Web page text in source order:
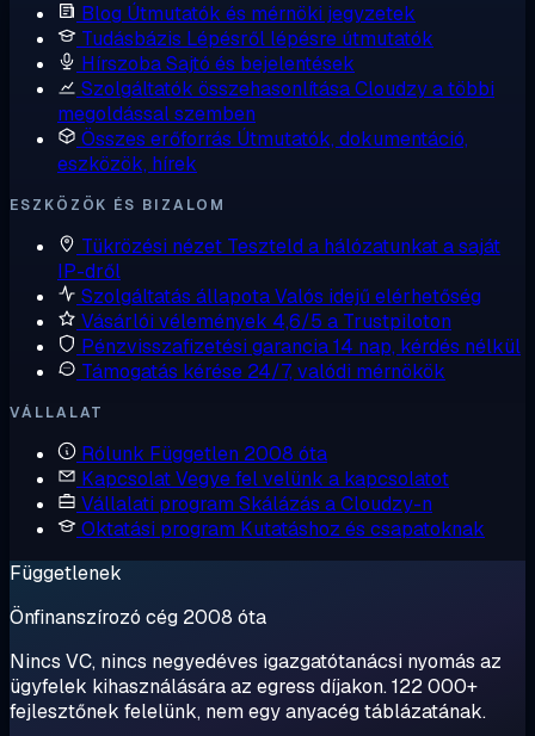
Blog Útmutatók és mérnöki jegyzetek
Tudásbázis Lépésről lépésre útmutatók
HírszobaSajtó és bejelentések
Szolgáltatók összehasonlításaCloudzy a többi
megoldással szemben
Összes erőforrás Útmutatók, dokumentáció,
eszközök, hírek
ESZKÖZÖK ÉS BIZALOM
Tükrözési nézet Teszteld a hálózatunkat a saját
IP-dről
Szolgáltatás állapotaValós idejű elérhetőség
Vásárlói vélemények 4,6/5 a Trustpiloton
Pénzvisszafizetési garancia14 nap, kérdés nélkül
Támogatás kérése 24/7, valódi mérnökök
VÁLLALAT
Rólunk Független 2008 óta
KapcsolatVegye fel velünk a kapcsolatot
Vállalati program Skálázás a Cloudzy-n
Oktatási program Kutatáshoz és csapatoknak
Függetlenek
Önfinanszírozó cég 2008 óta
Nincs VC, nincs negyedéves igazgatótanácsi nyomás az
ügyfelek kihasználására az egress díjakon. 122 000+
fejlesztőnek felelünk, nem egy anyacég táblázatának.